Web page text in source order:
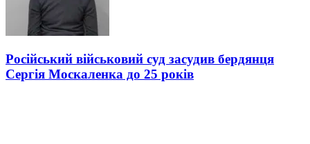
Російський військовий суд засудив бердянця
Сергія Москаленка до 25 років